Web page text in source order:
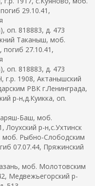
29.10.41,
оп. 818883, д. 473
Таканыш, моб.
27.10.41,
оп. 818883, д. 473
1908, Актанышский
РВК г.Ленинграда,
р-н,д.Куикка, оп.
Баш, моб.
р-н,с.Ухтинск
Рыбно-Слободским
07.07.44, Пряжинский
моб. Молотовским
Медвежьегорский р-